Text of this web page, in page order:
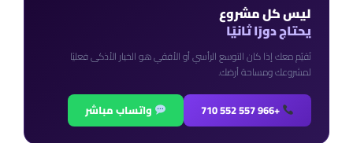
ليس كل مشروع
يحتاج دورًا ثانيًا
نُقيّم معك إذا كان التوسع الرأسي أو الأفقي هو الخيار الأذكى فعليًا
لمشروعك ومساحة أرضك.
+966 557 552 710 واتساب مباشر